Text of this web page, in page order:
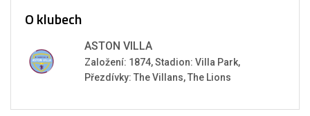
O klubech
ASTON VILLA
Založení: 1874, Stadion: Villa Park,
Přezdívky: The Villans, The Lions